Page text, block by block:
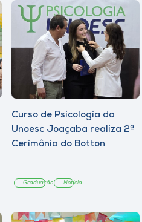
Curso de Psicologia da
Unoesc Joaçaba realiza 2ª
Cerimônia do Botton
Graduação Notícia